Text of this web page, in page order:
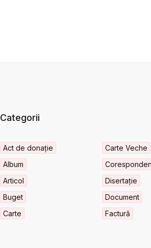
Categorii
Act de donație
Album
Articol
Buget
Carte
Carte Veche
Disertație
Document
Factură